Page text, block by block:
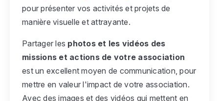
pour présenter vos activités et projets de
manière visuelle et attrayante.
Partager les photos et les vidéos des
missions et actions de votre association
est un excellent moyen de communication, pour
mettre en valeur l'impact de votre association.
Avec des images et des vidéos qui mettent en